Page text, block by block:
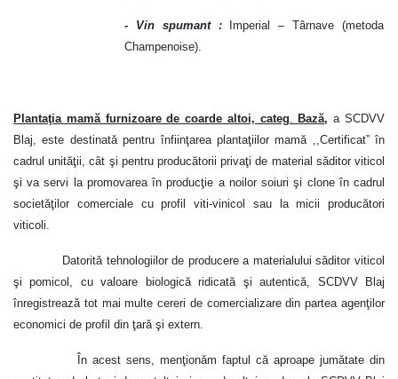
- Vin spumant : Imperial – Târnave (metoda
Champenoise).
Plantaţia mamă furnizoare de coarde altoi, categ .Bază, a SCDVV
Blaj, este destinată pentru înfiinţarea plantaţiilor mamă ,,Certificat” în
cadrul unităţii, cât şi pentru producătorii privaţi de material săditor viticol
şi va servi la promovarea în producţie a noilor soiuri şi clone în cadrul
societăţilor comerciale cu profil viti-vinicol sau la micii producători
viticoli.
Datorită tehnologiilor de producere a materialului săditor viticol
şi pomicol, cu valoare biologică ridicată şi autentică, SCDVV Blaj
înregistrează tot mai multe cereri de comercializare din partea agenţilor
economici de profil din ţară şi extern.
În acest sens, menţionăm faptul că aproape jumătate din